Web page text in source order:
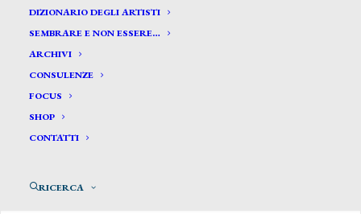
DIZIONARIO DEGLI ARTISTI
SEMBRARE E NON ESSERE…
ARCHIVI
CONSULENZE
FOCUS
SHOP
CONTATTI
RICERCA